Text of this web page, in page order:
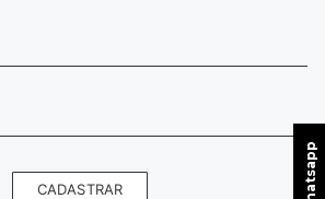
CADASTRAR